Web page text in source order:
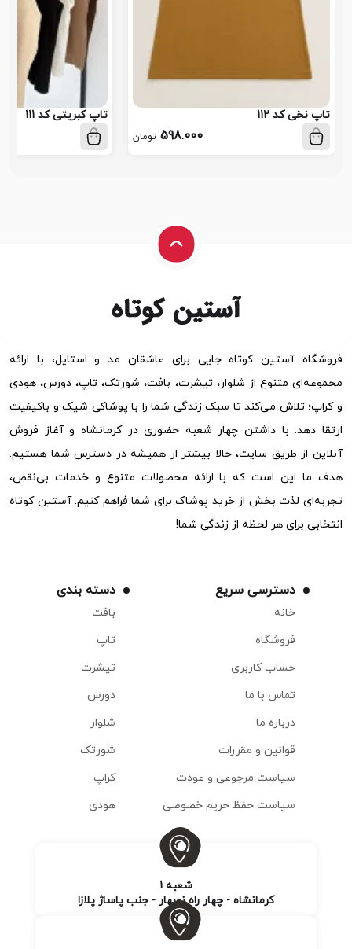
تاپ نخی کد 112
598.000 تومان
تاپ کبریتی کد 111
فروشگاه آستین کوتاه جایی برای عاشقان مد و استایل، با ارائه
مجموعه‌ای متنوع از شلوار، تیشرت، بافت، شورتک، تاپ، دورس، هودی
و کراپ؛ تلاش می‌کند تا سبک زندگی شما را با پوشاکی شیک و باکیفیت
ارتقا دهد. با داشتن چهار شعبه حضوری در کرمانشاه و آغاز فروش
آنلاین از طریق سایت، حالا بیشتر از همیشه در دسترس شما هستیم.
هدف ما این است که با ارائه محصولات متنوع و خدمات بی‌نقص،
تجربه‌ای لذت بخش از خرید پوشاک برای شما فراهم کنیم. آستین کوتاه
انتخابی برای هر لحظه از زندگی شما!
دسترسی سریع
خانه
فروشگاه
حساب کاربری
تماس با ما
درباره ما
قوانین و مقررات
سیاست مرجوعی و عودت
سیاست حفظ حریم خصوصی
دسته بندی
بافت
تاپ
تیشرت
دورس
شلوار
شورتک
کراپ
هودی
شعبه 1
کرمانشاه - چهار راه نوبهار - جنب پاساژ پلازا